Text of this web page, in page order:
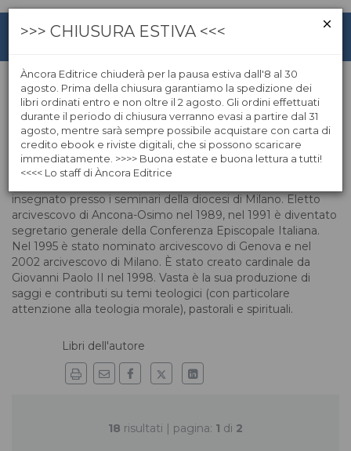
Dionigi Tettamanzi
Dionigi Tettamanzi (1934-2017), ordinato sacerdote nel 1957,
ha conseguito il dottorato in Sacra Teologia presso la
insegnato presso i seminari della diocesi di Milano. Eletto
arcivescovo di Ancona-Osimo nel 1989, nel 1991 è diventato
segretario generale della Conferenza Episcopale Italiana.
Nel 1995 è stato nominato arcivescovo di Genova e nel
2002 arcivescovo di Milano. È stato creato cardinale da
Giovanni Paolo II nel 1998. Vasta è la sua produzione di
saggi e contributi su temi teologici (con particolare
attenzione alla teologia morale), pastorali e spirituali.
Libri dell'autore
18 risultati | pagina: 1 di 2
>>> CHIUSURA ESTIVA <<<
Àncora Editrice chiuderà per la pausa estiva dall'8 al 30
agosto. Prima della chiusura garantiamo la spedizione dei
libri ordinati entro e non oltre il 2 agosto. Gli ordini effettuati
durante il periodo di chiusura verranno evasi a partire dal 31
agosto, mentre sarà sempre possibile acquistare con carta di
credito ebook e riviste digitali, che si possono scaricare
immediatamente. >>>> Buona estate e buona lettura a tutti!
<<<< Lo staff di Àncora Editrice